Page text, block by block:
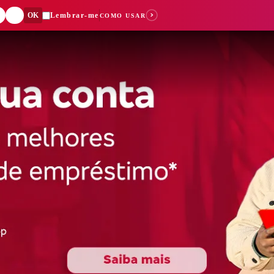
Dígito:OK Lembrar-me COMO USAR
Suas buscas
Você ainda não fez nenhuma